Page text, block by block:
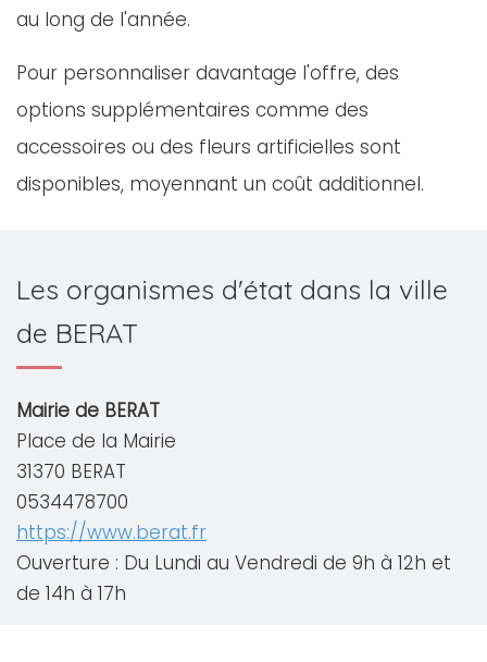
au long de l'année.
Pour personnaliser davantage l'offre, des
options supplémentaires comme des
accessoires ou des fleurs artificielles sont
disponibles, moyennant un coût additionnel.
Les organismes d'état dans la ville
de BERAT
Mairie de BERAT
Place de la Mairie
31370 BERAT
0534478700
https://www.berat.fr
Ouverture : Du Lundi au Vendredi de 9h à 12h et
de 14h à 17h